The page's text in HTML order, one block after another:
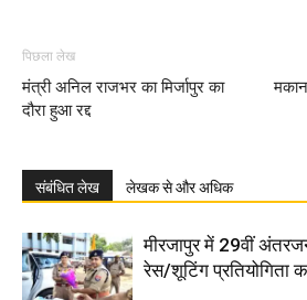
पिछला लेख
मंत्री अनिल राजभर का मिर्जापुर का
दौरा हुआ रद्द
संबंधित लेख लेखक से और अधिक
मीरजापुर में 29वीं
रेस/शूटिंग प्रतियोगिता